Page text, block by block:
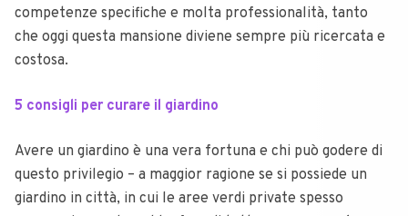
competenze specifiche e molta professionalità, tanto
che oggi questa mansione diviene sempre più ricercata e
costosa.
5 consigli per curare il giardino
Avere un giardino è una vera fortuna e chi può godere di
questo privilegio – a maggior ragione se si possiede un
giardino in città, in cui le aree verdi private spesso